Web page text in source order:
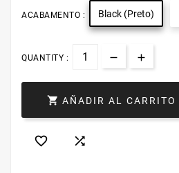
ACABAMENTO : Black (Preto)
QUANTITY :
 AÑADIR AL CARRITO
 